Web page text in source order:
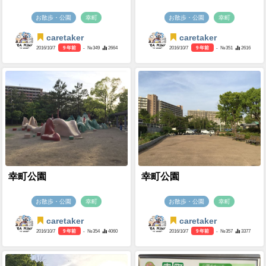
お散歩・公園 幸町
caretaker
2016/10/7 9 年前 - №349 2664
お散歩・公園 幸町
caretaker
2016/10/7 9 年前 - №351 2616
幸町公園
お散歩・公園 幸町
caretaker
2016/10/7 9 年前 - №354 4060
幸町公園
お散歩・公園 幸町
caretaker
2016/10/7 9 年前 - №357 3377